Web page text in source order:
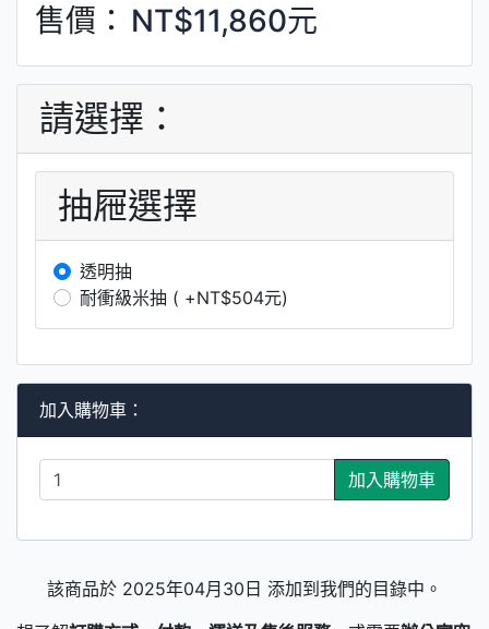
售價： NT$11,860元
請選擇：
抽屜選擇
透明抽
耐衝級米抽 ( +NT$504元)
加入購物車：
加入購物車
該商品於 2025年04月30日 添加到我們的目錄中。